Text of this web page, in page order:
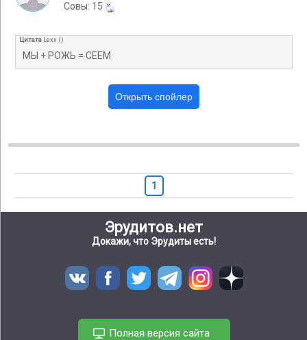
Cовы: 15
Цитата Lexx ()
МЫ + РОЖЬ = СЕЕМ
1
Эрудитов.нет
Докажи, что Эрудиты есть!
Полная версия сайта